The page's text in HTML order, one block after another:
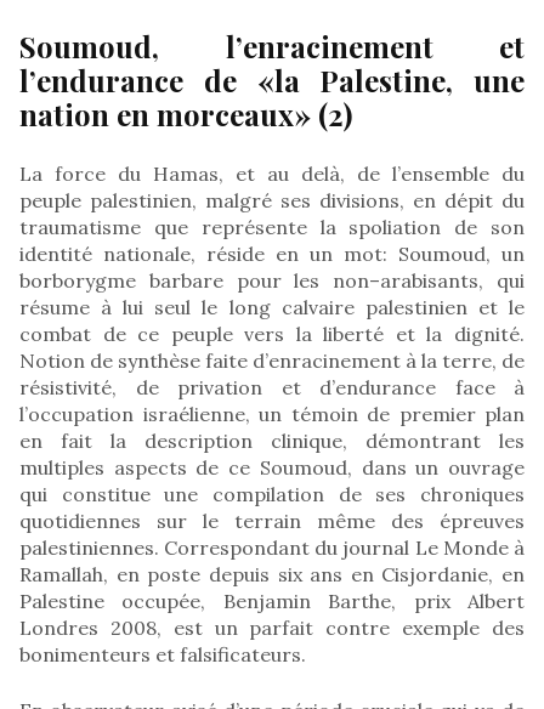
Soumoud, l’enracinement et
l’endurance de «la Palestine, une
nation en morceaux» (2)
La force du Hamas, et au delà, de l’ensemble du
peuple palestinien, malgré ses divisions, en dépit du
traumatisme que représente la spoliation de son
identité nationale, réside en un mot: Soumoud, un
borborygme barbare pour les non–arabisants, qui
résume à lui seul le long calvaire palestinien et le
combat de ce peuple vers la liberté et la dignité.
Notion de synthèse faite d’enracinement à la terre, de
résistivité, de privation et d’endurance face à
l’occupation israélienne, un témoin de premier plan
en fait la description clinique, démontrant les
multiples aspects de ce Soumoud, dans un ouvrage
qui constitue une compilation de ses chroniques
quotidiennes sur le terrain même des épreuves
palestiniennes. Correspondant du journal Le Monde à
Ramallah, en poste depuis six ans en Cisjordanie, en
Palestine occupée, Benjamin Barthe, prix Albert
Londres 2008, est un parfait contre exemple des
bonimenteurs et falsificateurs.